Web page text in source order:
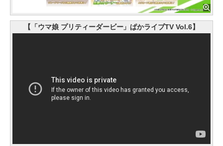
【「ウマ娘 プリティーダービー」ぱかライブTV Vol.6】